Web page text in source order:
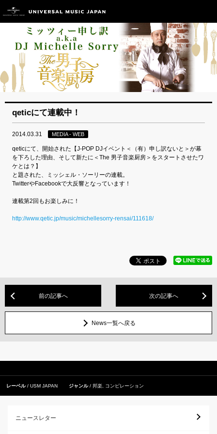
qeticにて連載中！
2014.03.31 MEDIA - WEB
qeticにて、開始された【J-POP DJイベント＜（有）申し訳ないと＞が幕
を下ろした理由、そして新たに＜The 男子音楽厨房＞をスタートさせたワ
ケとは？】
と題された、ミッシェル・ソーリーの連載。
TwitterやFacebookで大反響となっています！
連載第2回もお楽しみに！
http://www.qetic.jp/music/michellesorry-rensai/111618/
前の記事へ 次の記事へ
News一覧へ戻る
レーベル USM JAPAN ジャンル 邦楽 コンピレーション
ニュースレター